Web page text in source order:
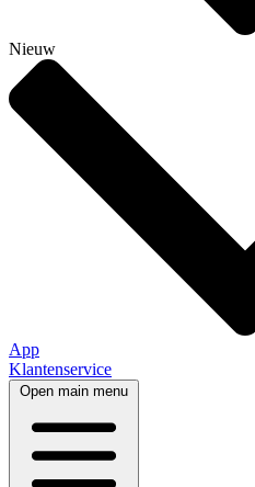
Nieuw
App
Klantenservice
Open main menu